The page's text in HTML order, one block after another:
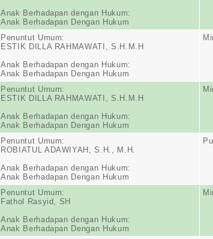
Anak Berhadapan dengan Hukum:
Anak Berhadapan Dengan Hukum
Penuntut Umum:
ESTIK DILLA RAHMAWATI, S.H.M.H
Anak Berhadapan dengan Hukum:
Anak Berhadapan Dengan Hukum
Penuntut Umum:
ESTIK DILLA RAHMAWATI, S.H.M.H
Anak Berhadapan dengan Hukum:
Anak Berhadapan Dengan Hukum
Penuntut Umum:
ROBIATUL ADAWIYAH, S.H., M.H.
Anak Berhadapan dengan Hukum:
Anak Berhadapan Dengan Hukum
Penuntut Umum:
Fathol Rasyid, SH
Anak Berhadapan dengan Hukum:
Anak Berhadapan Dengan Hukum